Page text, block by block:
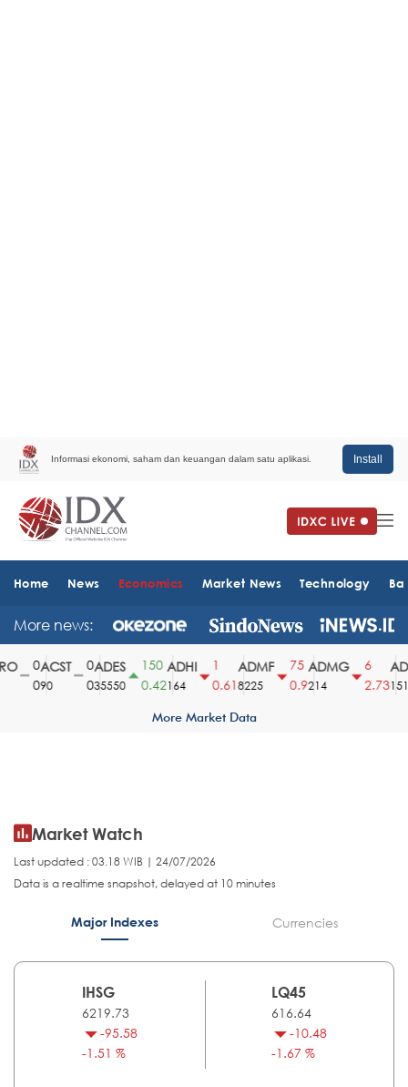
Informasi ekonomi, saham dan keuangan dalam satu aplikasi. Install
Home News Economics Market News Technology
More news:
ACST
90
ADES
35550
150
0.42
ADHI
164
0.61
ADMF
8225
75
0.9
ADMG
214
2.731510
More Market Data
Market Watch
Last updated : 03.18 WIB | 24/07/2026
Data is a realtime snapshot, delayed at 10 minutes
Major Indexes Currencies
IHSG
6219.73
-95.58
-1.51 %
LQ45
616.64
-10.48
-1.67 %